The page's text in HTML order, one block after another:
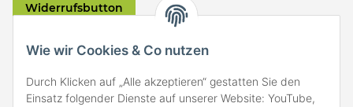
Wie wir Cookies & Co nutzen
Durch Klicken auf „Alle akzeptieren“ gestatten Sie den
Einsatz folgender Dienste auf unserer Website: YouTube,
Widerrufsbutton